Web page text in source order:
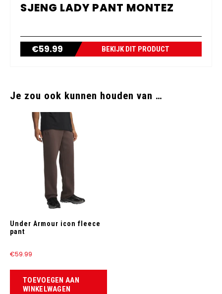
SJENG LADY PANT MONTEZ
€59.99 BEKIJK DIT PRODUCT
Je zou ook kunnen houden van …
Under Armour icon fleece
pant
€59.99
TOEVOEGEN AAN
WINKELWAGEN